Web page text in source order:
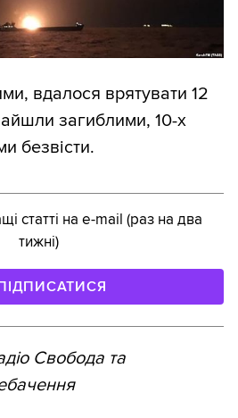
вдалося врятувати 12
загиблими, 10-х
безвісти.
статті на e-mail (раз на два
тижні)
Свобода та